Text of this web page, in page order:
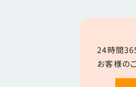
24時間
お客様の